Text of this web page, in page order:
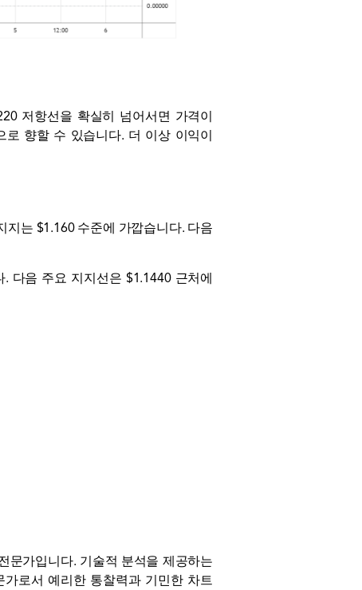
저항선을 확실히 넘어서면 가격이
향할 수 있습니다. 더 이상 이익이
지는 $1.160 수준에 가깝습니다. 다음
다음 주요 지지선은 $1.1440 근처에
문가입니다. 기술적 분석을 제공하는
로서 예리한 통찰력과 기민한 차트